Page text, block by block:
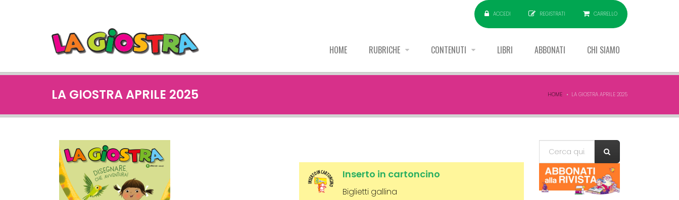
ACCEDI REGISTRATI CARRELLO
HOME RUBRICHE CONTENUTI LIBRI ABBONATI CHI SIAMO
LA GIOSTRA APRILE 2025 HOME LA GIOSTRA APRILE 2025
Inserto in cartoncino
Biglietti gallina
Form di
ricerca